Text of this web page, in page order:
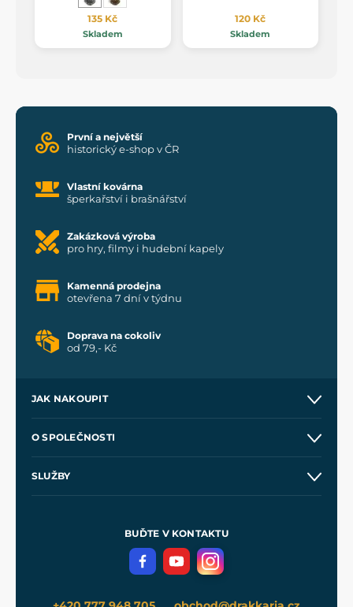
135 Kč
Skladem
120 Kč
Skladem
První a největší
historický e-shop v ČR
Vlastní kovárna
šperkařství i brašnářství
Zakázková výroba
pro hry, filmy i hudební kapely
Kamenná prodejna
otevřena 7 dní v týdnu
Doprava na cokoliv
od 79,- Kč
JAK NAKOUPIT
Velkoobchod
O SPOLEČNOSTI
SLUŽBY
Meče pro Kingdom Come
BUĎTE V KONTAKTU